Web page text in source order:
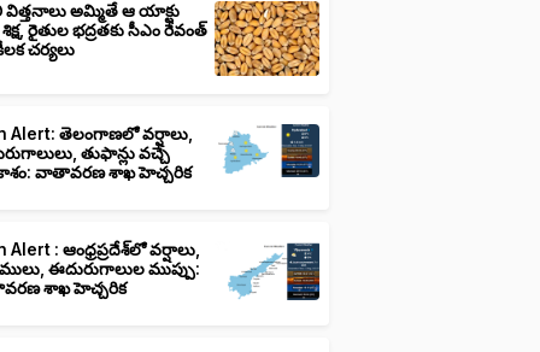
విత్తనాలు అమ్మితే ఆ యాక్టు
రైతుల భద్రతకు సీఎం రేవంత్
చర్యలు
Alert: తెలంగాణలో వర్షాలు,
తుఫాన్లు వచ్చే
వాతావరణ శాఖ హెచ్చరిక
Alert : ఆంధ్రప్రదేశ్‌లో వర్షాలు,
ఈదురుగాలుల ముప్పు:
శాఖ హెచ్చరిక